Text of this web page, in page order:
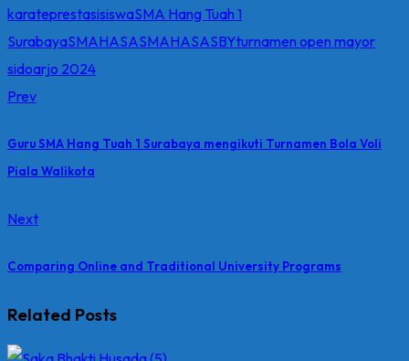
karateprestasisiswaSMA Hang Tuah 1
SurabayaSMAHASASMAHASASBYturnamen open mayor
sidoarjo 2024
Prev
Guru SMA Hang Tuah 1 Surabaya mengikuti Turnamen Bola Voli
Piala Walikota
Next
Comparing Online and Traditional University Programs
Related Posts